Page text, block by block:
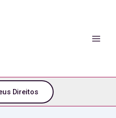
Direitos